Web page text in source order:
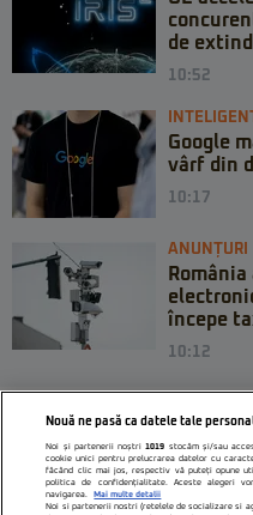
de
10:52
Google
vârf din
10:17
ANUNȚURI
începe
10:12
Nouă ne pasă ca datele tale
Noi și partenerii noștri1019 stocăm și/sau
cookie unici pentru prelucrarea datelor cu
făcând clic mai jos, respectiv vă puteți opune
politica de confidențialitate. Aceste alegeri
navigarea.
Mai multe detalii
Noi si partenerii nostri (retelele de socializare si